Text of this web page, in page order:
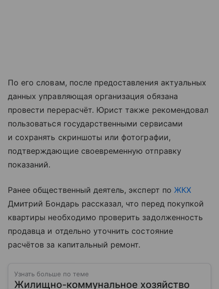
По его словам, после предоставления актуальных
данных управляющая организация обязана
провести перерасчёт. Юрист также рекомендовал
пользоваться государственными сервисами
и сохранять скриншоты или фотографии,
подтверждающие своевременную отправку
показаний.
Ранее общественный деятель, эксперт по ЖКХ
Дмитрий Бондарь рассказал, что перед покупкой
квартиры необходимо проверить задолженность
продавца и отдельно уточнить состояние
расчётов за капитальный ремонт.
Узнать больше по теме
Жилищно-коммунальное хозяйство